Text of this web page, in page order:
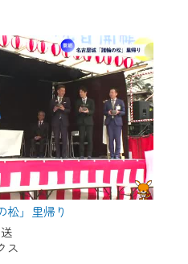
松」里帰り
ス